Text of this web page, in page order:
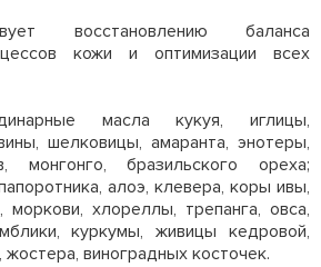
восстановлению баланса
кожи и оптимизации всех
масла кукуя, иглицы,
шелковицы, амаранта, энотеры,
монгонго, бразильского ореха;
алоэ, клевера, коры ивы,
моркови, хлореллы, трепанга, овса,
куркумы, живицы кедровой,
виноградных косточек.